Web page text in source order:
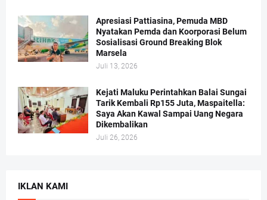
Apresiasi Pattiasina, Pemuda MBD
Nyatakan Pemda dan Koorporasi Belum
Sosialisasi Ground Breaking Blok
Marsela
Juli 13, 2026
Kejati Maluku Perintahkan Balai Sungai
Tarik Kembali Rp155 Juta, Maspaitella:
Saya Akan Kawal Sampai Uang Negara
Dikembalikan
Juli 26, 2026
IKLAN KAMI